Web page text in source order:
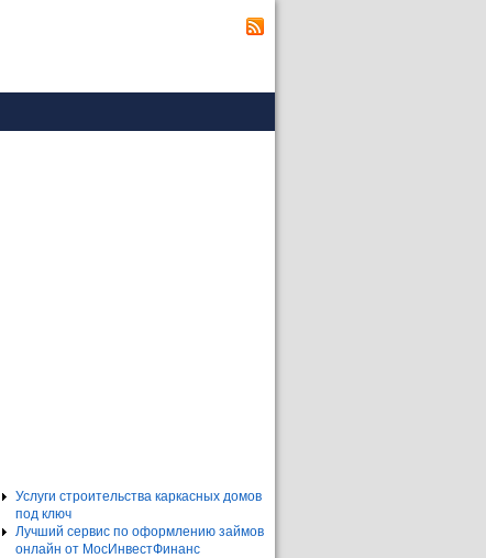
Услуги строительства каркасных домов
под ключ
Лучший сервис по оформлению займов
онлайн от МосИнвестФинанс